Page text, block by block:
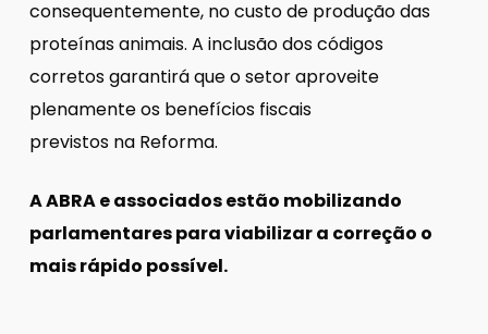
consequentemente, no custo de produção das
proteínas animais. A inclusão dos códigos
corretos garantirá que o setor aproveite
plenamente os benefícios fiscais
previstos na Reforma.
A ABRA e associados estão mobilizando
parlamentares para viabilizar a correção o
mais rápido possível.